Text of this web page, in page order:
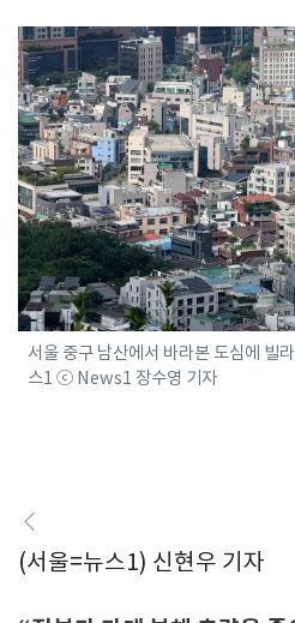
서울 중구 남산에서 바라본 도심에 빌
스1 ⓒ News1 장수영 기자
(서울=뉴스1) 신현우 기자